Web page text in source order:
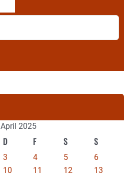
April 2025
D F S S
3 4 5
6
10 11 12
13